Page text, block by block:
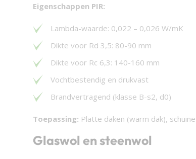
Eigenschappen PIR:
Lambda-waarde: 0,022 – 0,026 W/mK
Dikte voor Rd 3,5: 80-90 mm
Dikte voor Rc 6,3: 140-160 mm
Vochtbestendig en drukvast
Brandvertragend (klasse B-s2, d0)
Toepassing: Platte daken (warm dak),
Glaswol en steenwol